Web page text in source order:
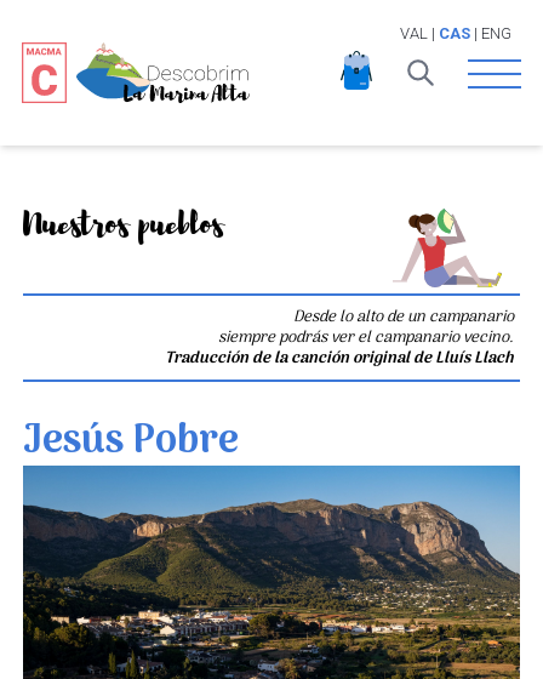
VAL | CAS| ENG
Open
Nuestros pueblos
Desde lo alto de un campanario
siempre podrás ver el campanario vecino.
Traducción de la canción original de Lluís Llach
Jesús Pobre